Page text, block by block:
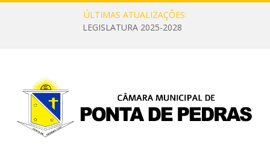
ÚLTIMAS ATUALIZAÇÕES:
LEGISLATURA 2025-2028